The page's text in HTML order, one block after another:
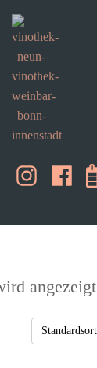
angezeigt